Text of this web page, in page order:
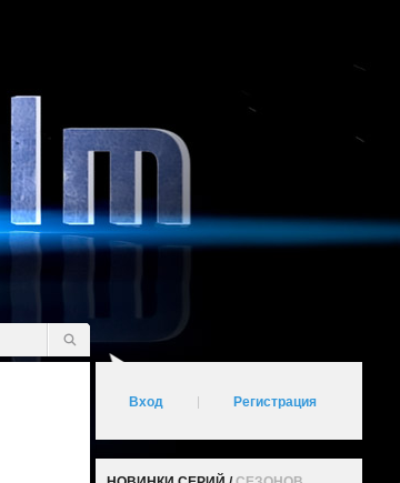
Вход Регистрация